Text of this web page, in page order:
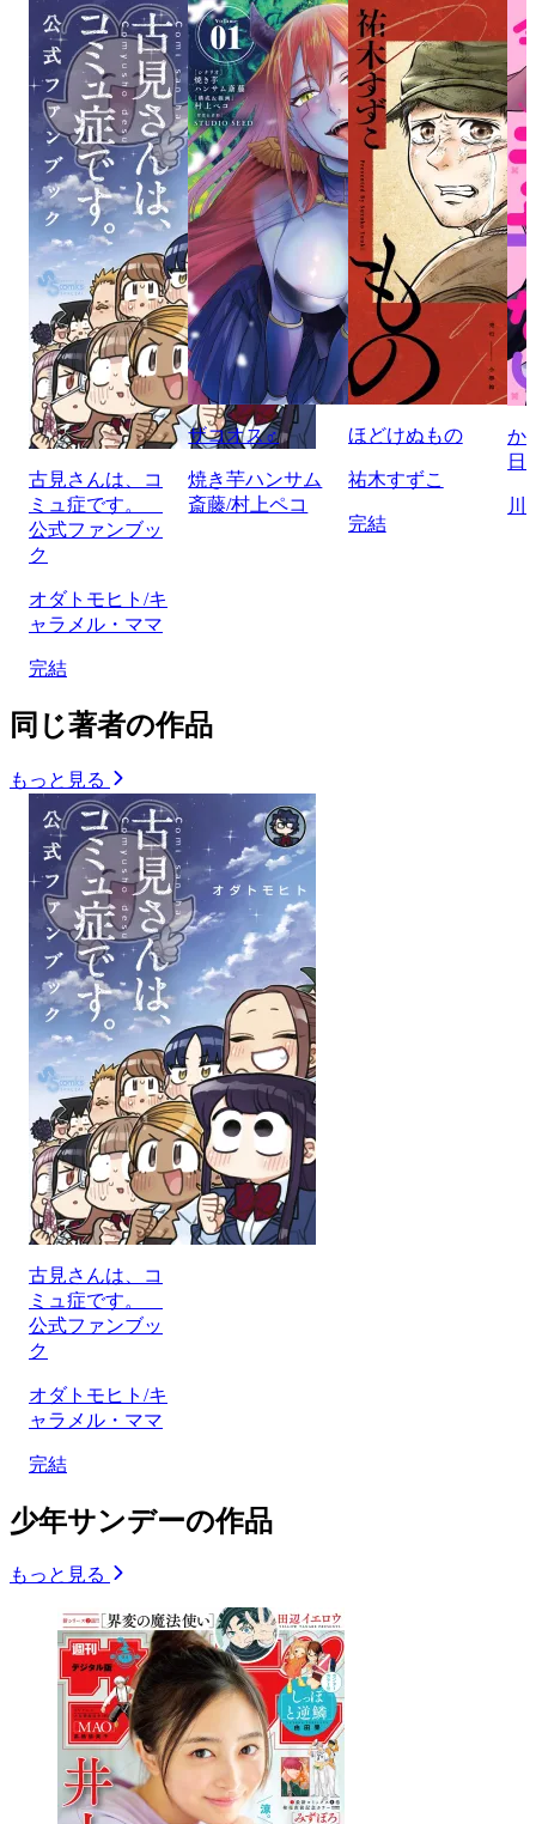
古見さんは、コ
ミュ症です。
公式ファンブッ
ク
オダトモヒト/キ
ャラメル・ママ
完結
ザコオス♂
焼き芋ハンサム
斎藤/村上ペコ
ほどけぬもの
祐木すずこ
完結
か
日
川
同じ著者の作品
もっと見る
古見さんは、コ
ミュ症です。
公式ファンブッ
ク
オダトモヒト/キ
ャラメル・ママ
完結
少年サンデーの作品
もっと見る